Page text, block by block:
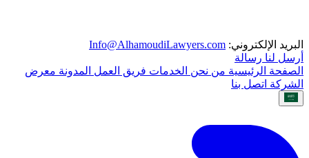
البريد الإلكتروني: Info@AlhamoudiLawyers.com
أرسل لنا رسالة
الصفحة الرئيسية من نحن الخدمات فريق العمل المدونة معرض
الشركة اتصل بنا